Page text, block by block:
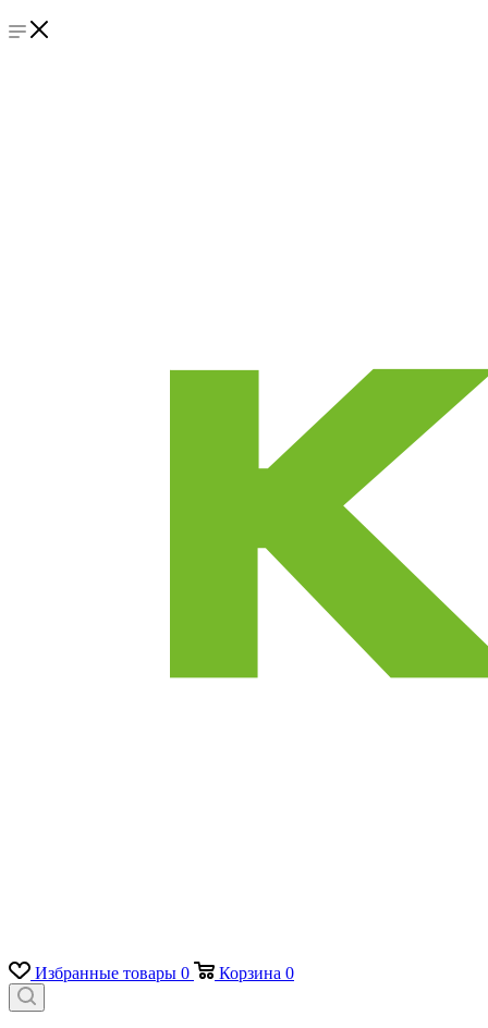
Избранные товары 0 Корзина 0